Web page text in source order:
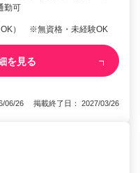
勤可
OK） ※無資格・未経験OK
を見る
06/26 掲載終了日： 2027/03/26